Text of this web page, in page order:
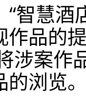
慧酒
作品的
涉案
的浏览